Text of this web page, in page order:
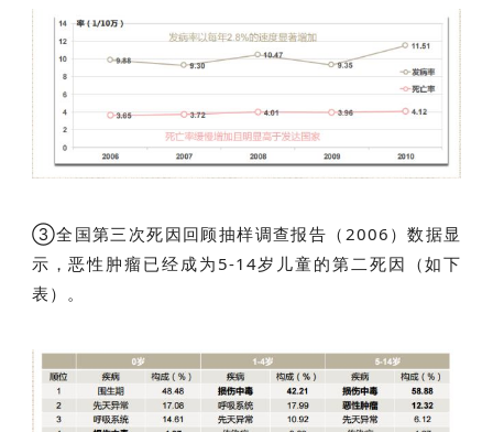
③全国第三次死因回顾抽样调查报告（2006）数据显
示，恶性肿瘤已经成为5-14岁儿童的第二死因（如下
表）。